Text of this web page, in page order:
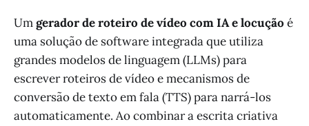
Umgerador de roteiro de vídeo com IA e locução é
uma solução de software integrada que utiliza
grandes modelos de linguagem (LLMs) para
escrever roteiros de vídeo e mecanismos de
conversão de texto em fala (TTS) para narrá-los
automaticamente. Ao combinar a escrita criativa